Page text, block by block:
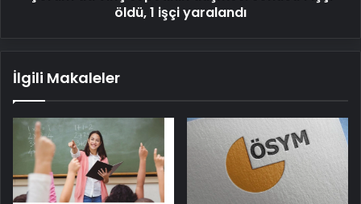
öldü, 1 işçi yaralandı
İlgili Makaleler